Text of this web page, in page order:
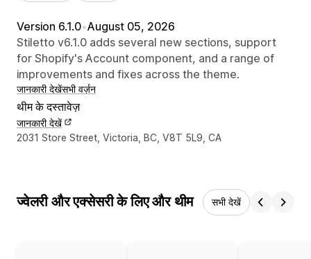
Version 6.1.0•August 05, 2026
Stiletto v6.1.0 adds several new sections, support
for Shopify's Account component, and a range of
improvements and fixes across the theme.
जानकारी देखेंसभी वर्ज़न
थीम के दस्तावेज़
जानकारी देखें
डिज़ाइनर के संपर्क की जानकारी
2031 Store Street, Victoria, BC, V8T 5L9, CA
ज्वेलरी और एक्सेसरी के लिए और थीम सभी देखें